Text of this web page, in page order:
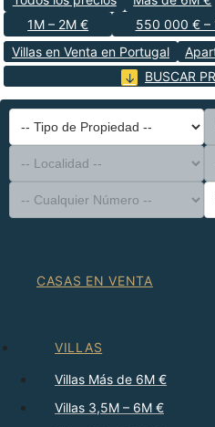
1M – 2M €
550 000 € –
Villas en Venta en Portugal
BUSCAR
CASAS EN VENTA
VILLAS
Villas Más de 6M €
Villas 3,5M – 6M €